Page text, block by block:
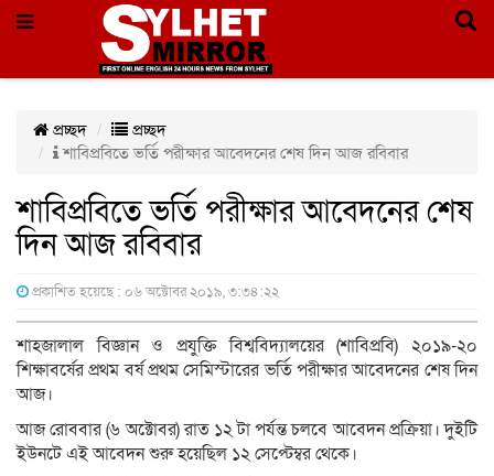
প্রচ্ছদ
প্রচ্ছদ
শাবিপ্রবিতে ভর্তি পরীক্ষার আবেদনের শেষ দিন আজ রবিবার
শাবিপ্রবিতে ভর্তি পরীক্ষার আবেদনের শেষ
দিন আজ রবিবার
প্রকাশিত হয়েছে : ০৬ অক্টোবর ২০১৯, ৩:৩৪:২২
শাহজালাল বিজ্ঞান ও প্রযুক্তি বিশ্ববিদ্যালয়ের (শাবিপ্রবি) ২০১৯-২০
শিক্ষাবর্ষের প্রথম বর্ষ প্রথম সেমিস্টারের ভর্তি পরীক্ষার আবেদনের শেষ দিন
আজ।
আজ রোববার (৬ অক্টোবর) রাত ১২ টা পর্যন্ত চলবে আবেদন প্রক্রিয়া। দুইটি
ইউনটে এই আবেদন শুরু হয়েছিল ১২ সেপ্টেম্বর থেকে।